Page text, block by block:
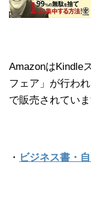
AmazonはKindle
フェア」が行わ
で販売されていま
・ ビジネス書・